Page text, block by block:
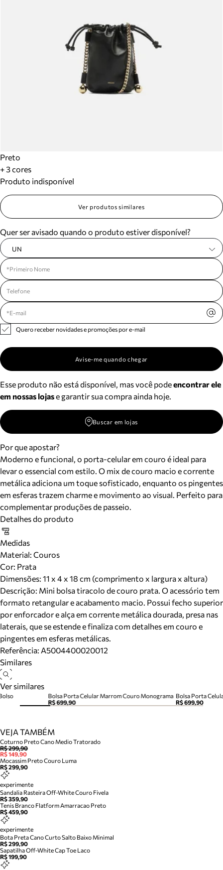
Preto
+ 3 cores
Produto indisponível
Ver produtos similares
Quer ser avisado quando o produto estiver disponível?
UN
Quero receber novidades e promoções por e-mail
Avise-me quando chegar
Esse produto não está disponível, mas você podeencontrar ele
em nossas lojase garantir sua compra ainda hoje.
Buscar em lojas
Por que apostar?
Moderno e funcional, o porta-celular em couro é ideal para
levar o essencial com estilo. O mix de couro macio e corrente
metálica adiciona um toque sofisticado, enquanto os pingentes
em esferas trazem charme e movimento ao visual. Perfeito para
complementar produções de passeio.
Detalhes do produto
Medidas
Material: Couros
Cor: Prata
Dimensões: 11 x 4 x 18 cm (comprimento x largura x altura)
Descrição: Mini bolsa tiracolo de couro prata. O acessório tem
formato retangular e acabamento macio. Possui fecho superior
por enforcador e alça em corrente metálica dourada, presa nas
laterais, que se estende e finaliza com detalhes em couro e
pingentes em esferas metálicas.
Referência: A5004400020012
Similares
Ver similares
Bolsa Porta Celular Marrom Couro Monograma
R$ 699,90
Bolsa Porta
R$ 699,90
VEJA TAMBÉM
Coturno Preto Cano Medio Tratorado
R$ 299,90
R$ 149,90
Mocassim Preto Couro Luma
R$ 299,90
experimente
Sandalia Rasteira Off-White Couro Fivela
R$ 359,90
Tenis Branco Flatform Amarracao Preto
R$ 459,90
experimente
Bota Preta Cano Curto Salto Baixo Minimal
R$ 299,90
Sapatilha Off-White Cap Toe Laco
R$ 199,90